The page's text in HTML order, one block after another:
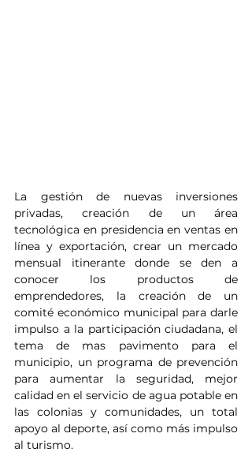
La gestión de nuevas inversiones
privadas, creación de un área
tecnológica en presidencia en ventas en
línea y exportación, crear un mercado
mensual itinerante donde se den a
conocer los productos de
emprendedores, la creación de un
comité económico municipal para darle
impulso a la participación ciudadana, el
tema de mas pavimento para el
municipio, un programa de prevención
para aumentar la seguridad, mejor
calidad en el servicio de agua potable en
las colonias y comunidades, un total
apoyo al deporte, así como más impulso
al turismo.